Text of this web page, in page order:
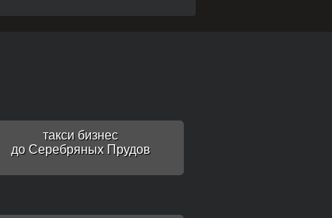
такси бизнес
до Серебряных Прудов